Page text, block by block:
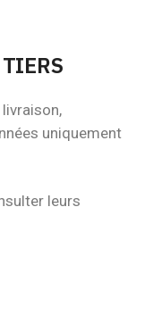
uniquement
leurs